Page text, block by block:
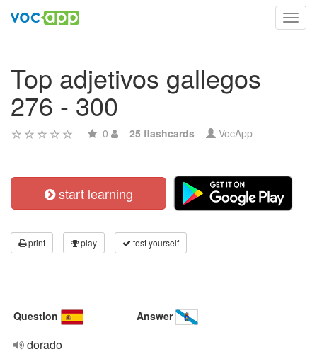
Top adjetivos gallegos
276 - 300
0 25 flashcards VocApp
start learning
print play test yourself
Question Answer
dorado